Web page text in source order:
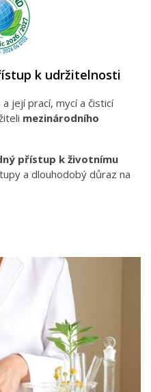
k udržitelnosti
a její prací, mycí a čisticí
mezinárodního
přístup k životnímu
a dlouhodobý důraz na